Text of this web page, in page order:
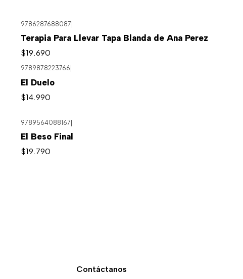
9786287688087
Terapia Para Llevar Tapa Blanda de Ana Perez
$19.690
9789878223766
El Duelo
$14.990
9789564088167
El Beso Final
$19.790
Contáctanos